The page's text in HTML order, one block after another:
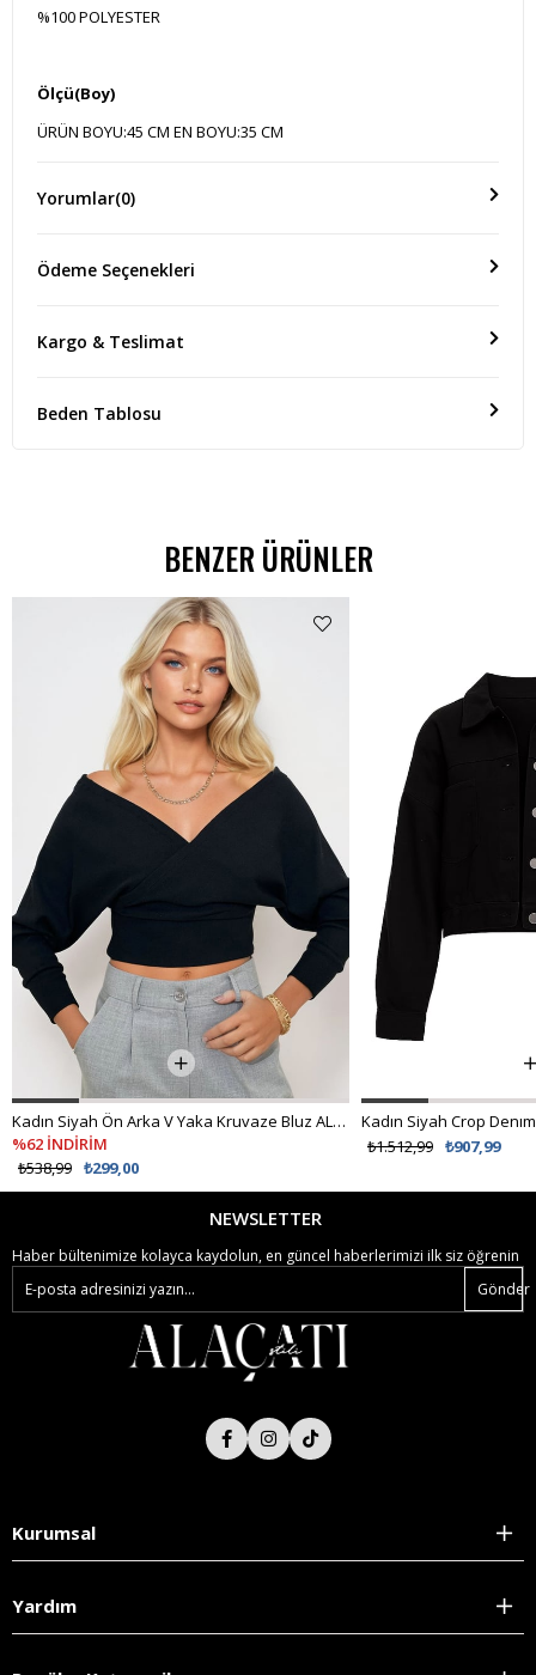
%100 POLYESTER
Ölçü(Boy)
ÜRÜN BOYU:45 CM EN BOYU:35 CM
Yorumlar(0)
Ödeme Seçenekleri
Kargo & Teslimat
Beden Tablosu
BENZER ÜRÜNLER
Kadın Siyah Ön Arka V Yaka Kruvaze Bluz ALC-019-053-BLZ
%62 İNDİRİM
₺299,00
₺538,99
Kadın Siyah Crop
₺907,99
₺1.512,99
NEWSLETTER
Haber bültenimize kolayca kaydolun, en güncel haberlerimizi ilk siz öğrenin
Gönder
Kurumsal
Yardım